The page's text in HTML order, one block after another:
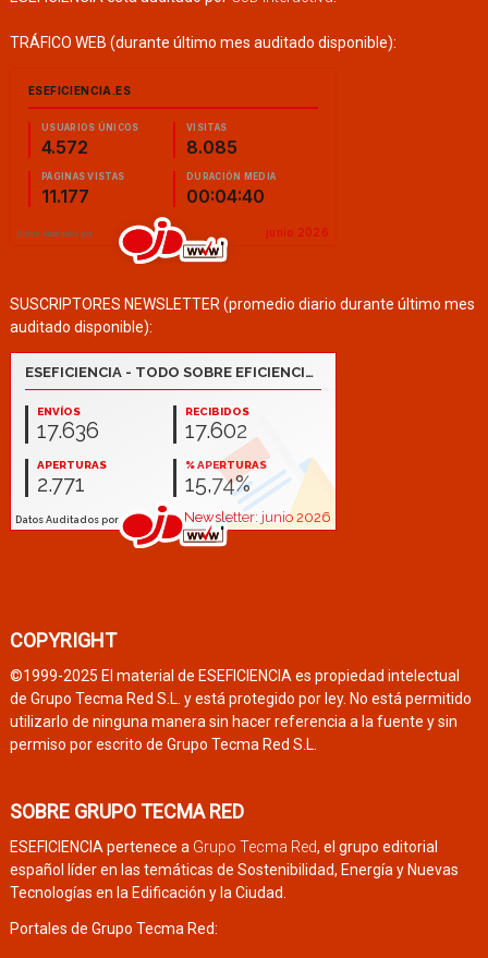
TRÁFICO WEB (durante último mes auditado disponible):
SUSCRIPTORES NEWSLETTER (promedio diario durante último mes
auditado disponible):
COPYRIGHT
©1999-2025 El material de ESEFICIENCIA es propiedad intelectual
de Grupo Tecma Red S.L. y está protegido por ley. No está permitido
utilizarlo de ninguna manera sin hacer referencia a la fuente y sin
permiso por escrito de Grupo Tecma Red S.L.
SOBRE GRUPO TECMA RED
ESEFICIENCIA pertenece a Grupo Tecma Red, el grupo editorial
español líder en las temáticas de Sostenibilidad, Energía y Nuevas
Tecnologías en la Edificación y la Ciudad.
Portales de Grupo Tecma Red: